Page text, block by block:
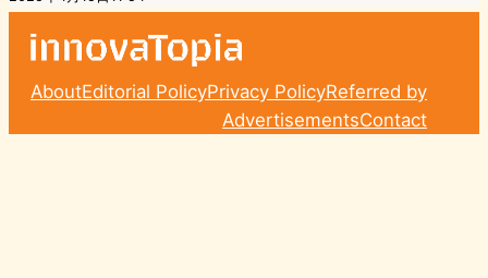
AboutEditorial PolicyPrivacy PolicyReferred by
AdvertisementsContact